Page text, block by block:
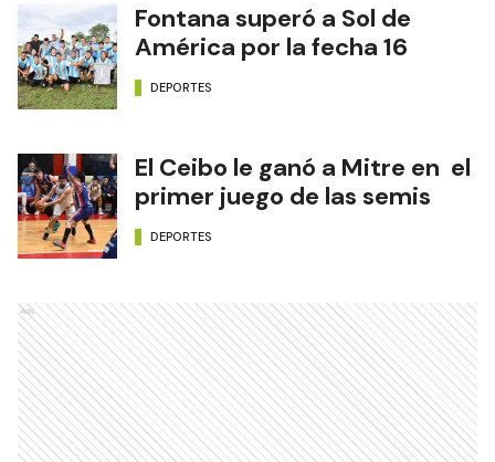
Fontana superó a Sol de
América por la fecha 16
DEPORTES
El Ceibo le ganó a Mitre en el
primer juego de las semis
DEPORTES
Ads